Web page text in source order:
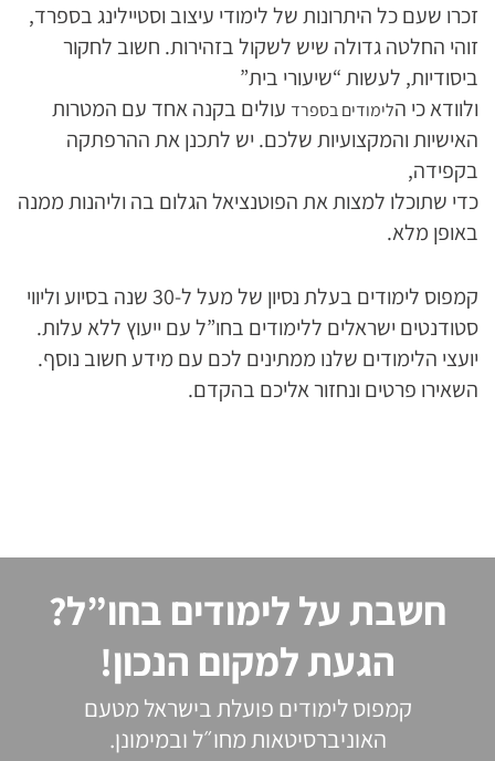
זכרו שעם כל היתרונות של לימודי עיצוב וסטיילינג בספרד,
זוהי החלטה גדולה שיש לשקול בזהירות. חשוב לחקור
ביסודיות, לעשות “שיעורי בית”
ולוודא כי הלימודים בספרד עולים בקנה אחד עם המטרות
האישיות והמקצועיות שלכם. יש לתכנן את ההרפתקה
בקפידה,
כדי שתוכלו למצות את הפוטנציאל הגלום בה וליהנות ממנה
באופן מלא.
קמפוס לימודים בעלת נסיון של מעל ל-30 שנה בסיוע וליווי
סטודנטים ישראלים ללימודים בחו”ל עם ייעוץ ללא עלות.
יועצי הלימודים שלנו ממתינים לכם עם מידע חשוב נוסף.
השאירו פרטים ונחזור אליכם בהקדם.
חשבת על לימודים בחו”ל?
הגעת למקום הנכון!
קמפוס לימודים פועלת בישראל מטעם
האוניברסיטאות מחו״ל ובמימונן.